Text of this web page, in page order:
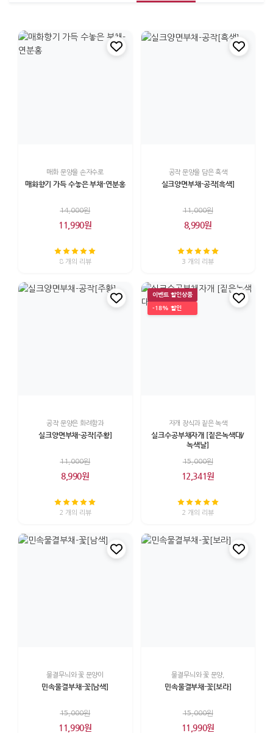
매화 문양을 손자수로
매화향기 가득 수놓은 부채-연분홍
14,000원
11,990원
8 개의 리뷰
공작 문양을 담은 흑색
실크양면부채-공작[흑색]
11,000원
8,990원
3 개의 리뷰
공작 문양은 화려함과
실크양면부채-공작[주황]
11,000원
8,990원
2 개의 리뷰
이벤트 할인상품
-18% 할인
자개 장식과 짙은 녹색
실크수공부채자개 [짙은녹색대/
녹색날]
15,000원
12,341원
2 개의 리뷰
물결무늬와 꽃 문양이
민속물결부채-꽃[남색]
15,000원
11,990원
물결무늬와 꽃 문양,
민속물결부채-꽃[보라]
15,000원
11,990원